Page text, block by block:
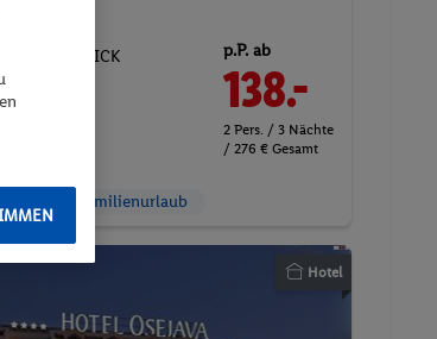
BERGBLICK
&
p.P. ab
138.-
2 Pers. / 3 Nächte
/ 276 € Gesamt
Familienurlaub
Hotel